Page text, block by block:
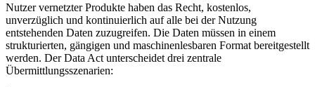
Nutzer vernetzter Produkte haben das Recht, kostenlos,
unverzüglich und kontinuierlich auf alle bei der Nutzung
entstehenden Daten zuzugreifen. Die Daten müssen in einem
strukturierten, gängigen und maschinenlesbaren Format bereitgestellt
werden. Der Data Act unterscheidet drei zentrale
Übermittlungsszenarien: